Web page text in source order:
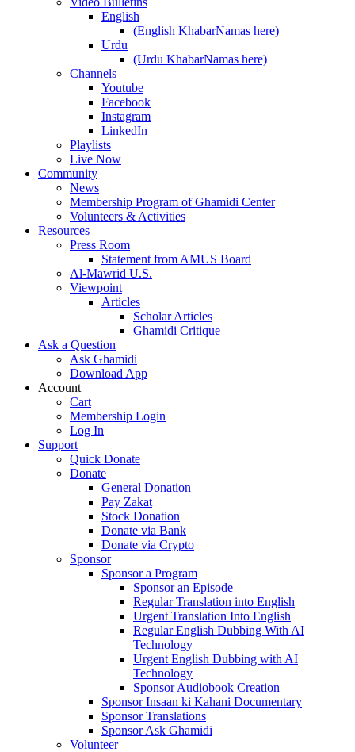
English
(English KhabarNamas here)
Urdu
(Urdu KhabarNamas here)
Channels
Youtube
Facebook
Instagram
LinkedIn
Playlists
Live Now
Community
News
Membership Program of Ghamidi Center
Volunteers & Activities
Resources
Press Room
Statement from AMUS Board
Al-Mawrid U.S.
Viewpoint
Articles
Scholar Articles
Ghamidi Critique
Ask a Question
Ask Ghamidi
Download App
Account
Cart
Membership Login
Log In
Support
Quick Donate
Donate
General Donation
Pay Zakat
Stock Donation
Donate via Bank
Donate via Crypto
Sponsor
Sponsor a Program
Sponsor an Episode
Regular Translation into English
Urgent Translation Into English
Regular English Dubbing With AI
Technology
Urgent English Dubbing with AI
Technology
Sponsor Audiobook Creation
Sponsor Insaan ki Kahani Documentary
Sponsor Translations
Sponsor Ask Ghamidi
Volunteer